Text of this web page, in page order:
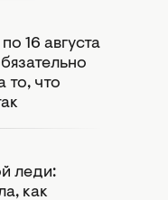
16 августа
то, что
леди:
как